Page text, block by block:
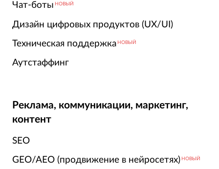
Чат-боты НОВЫЙ
Дизайн цифровых продуктов (UX/UI)
Техническая поддержка НОВЫЙ
Аутстаффинг
Реклама, коммуникации, маркетинг,
контент
SEO
GEO/AEO (продвижение в нейросетях) НОВЫЙ